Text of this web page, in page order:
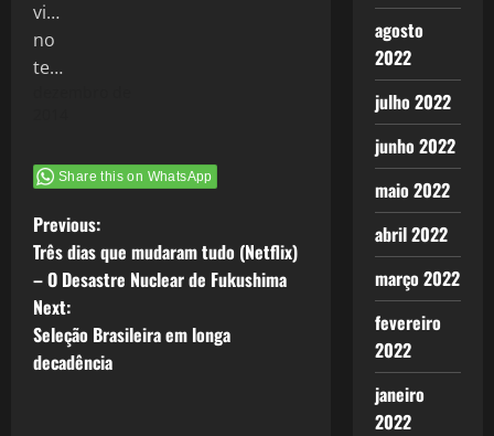
Share this on WhatsApp
P
o
s
t
Previous:
Três dias que mudaram tudo (Netflix)
– O Desastre Nuclear de Fukushima
Next:
Seleção Brasileira em longa
decadência
agosto
2022
julho 2022
junho 2022
maio 2022
abril 2022
março 2022
fevereiro
2022
janeiro
2022